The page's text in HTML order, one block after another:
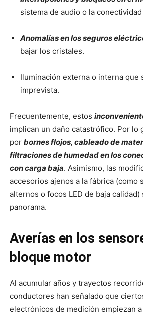
sistema de audio o la
Anomalías en los seguros
bajar los cristales.
Iluminación externa o interna que
imprevista.
Frecuentemente, estos
implican un daño catastrófico. Por lo
por bornes flojos, cableado de
filtraciones de humedad en los
concarga baja. Asimismo, las
accesorios ajenos a la fábrica (como
alternos o focos LED de baja
panorama.
Averías en los
bloque motor
Al acumular años y trayectos
conductores han señalado que
electrónicos de medición empiezan